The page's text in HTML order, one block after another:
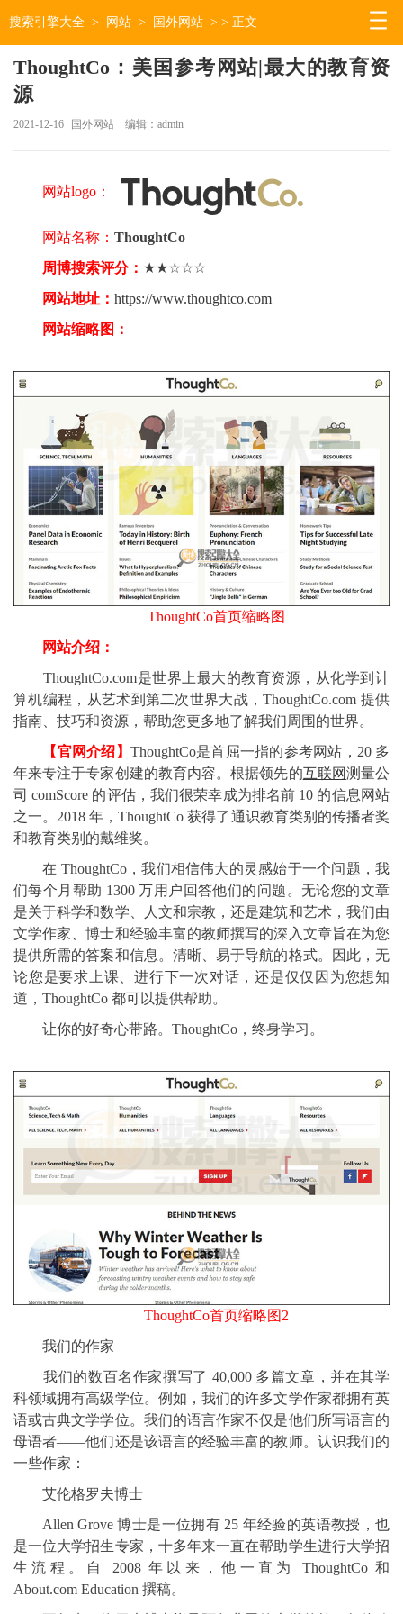
搜索引擎大全 > 网站 > 国外网站 > > 正文
ThoughtCo：美国参考网站|最大的教育资
源
2021-12-16 国外网站 编辑：admin
网站logo：
网站名称： ThoughtCo
周博搜索评分： ★★☆☆☆
网站地址： https://www.thoughtco.com
网站缩略图：
ThoughtCo首页缩略图
网站介绍：
ThoughtCo.com是世界上最大的教育资源，从化学到计
算机编程，从艺术到第二次世界大战，ThoughtCo.com 提供
指南、技巧和资源，帮助您更多地了解我们周围的世界。
【官网介绍】 ThoughtCo是首屈一指的参考网站，20 多
年来专注于专家创建的教育内容。根据领先的互联网测量公
司 comScore 的评估，我们很荣幸成为排名前 10 的信息网站
之一。2018 年，ThoughtCo 获得了通识教育类别的传播者奖
和教育类别的戴维奖。
在 ThoughtCo，我们相信伟大的灵感始于一个问题，我
们每个月帮助 1300 万用户回答他们的问题。无论您的文章
是关于科学和数学、人文和宗教，还是建筑和艺术，我们由
文学作家、博士和经验丰富的教师撰写的深入文章旨在为您
提供所需的答案和信息。清晰、易于导航的格式。因此，无
论您是要求上课、进行下一次对话，还是仅仅因为您想知
道，ThoughtCo 都可以提供帮助。
让你的好奇心带路。ThoughtCo，终身学习。
ThoughtCo首页缩略图2
我们的作家
我们的数百名作家撰写了 40,000 多篇文章，并在其学
科领域拥有高级学位。例如，我们的许多文学作家都拥有英
语或古典文学学位。我们的语言作家不仅是他们所写语言的
母语者——他们还是该语言的经验丰富的教师。认识我们的
一些作家：
艾伦格罗夫博士
Allen Grove 博士是一位拥有 25 年经验的英语教授，也
是一位大学招生专家，十多年来一直在帮助学生进行大学招
生流程。自 2008 年以来，他一直为 ThoughtCo 和
About.com Education 撰稿。